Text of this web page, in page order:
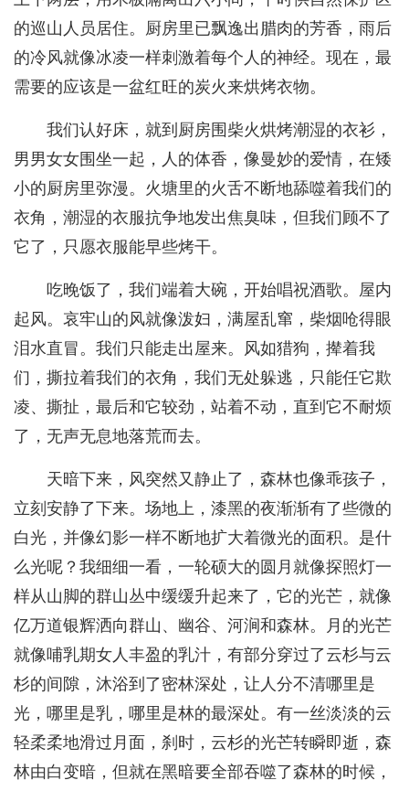
的巡山人员居住。厨房里已飘逸出腊肉的芳香，雨后
的冷风就像冰凌一样刺激着每个人的神经。现在，最
需要的应该是一盆红旺的炭火来烘烤衣物。
我们认好床，就到厨房围柴火烘烤潮湿的衣衫，
男男女女围坐一起，人的体香，像曼妙的爱情，在矮
小的厨房里弥漫。火塘里的火舌不断地舔噬着我们的
衣角，潮湿的衣服抗争地发出焦臭味，但我们顾不了
它了，只愿衣服能早些烤干。
吃晚饭了，我们端着大碗，开始唱祝酒歌。屋内
起风。哀牢山的风就像泼妇，满屋乱窜，柴烟呛得眼
泪水直冒。我们只能走出屋来。风如猎狗，撵着我
们，撕拉着我们的衣角，我们无处躲逃，只能任它欺
凌、撕扯，最后和它较劲，站着不动，直到它不耐烦
了，无声无息地落荒而去。
天暗下来，风突然又静止了，森林也像乖孩子，
立刻安静了下来。场地上，漆黑的夜渐渐有了些微的
白光，并像幻影一样不断地扩大着微光的面积。是什
么光呢？我细细一看，一轮硕大的圆月就像探照灯一
样从山脚的群山丛中缓缓升起来了，它的光芒，就像
亿万道银辉洒向群山、幽谷、河涧和森林。月的光芒
就像哺乳期女人丰盈的乳汁，有部分穿过了云杉与云
杉的间隙，沐浴到了密林深处，让人分不清哪里是
光，哪里是乳，哪里是林的最深处。有一丝淡淡的云
轻柔柔地滑过月面，刹时，云杉的光芒转瞬即逝，森
林由白变暗，但就在黑暗要全部吞噬了森林的时候，